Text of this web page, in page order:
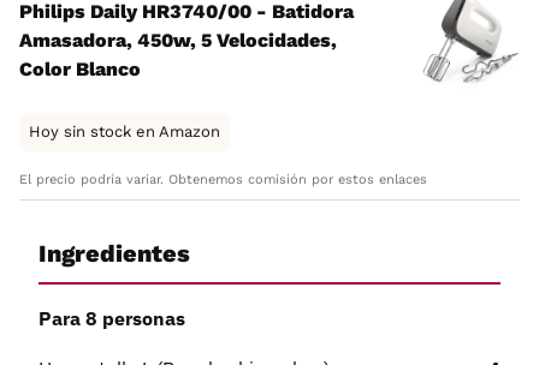
Philips Daily HR3740/00 - Batidora
Amasadora, 450w, 5 Velocidades,
Color Blanco
Hoy sin stock en Amazon
El precio podría variar. Obtenemos comisión por estos enlaces
Ingredientes
Para 8 personas